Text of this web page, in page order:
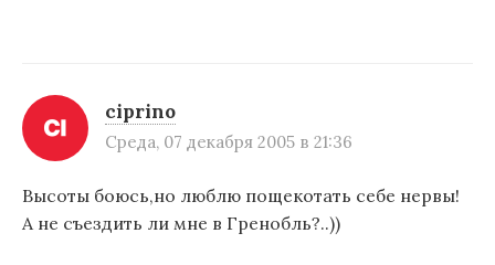
ciprino
Среда, 07 декабря 2005 в 21:36
Высоты боюсь,но люблю пощекотать себе нервы!
А не съездить ли мне в Гренобль?..))